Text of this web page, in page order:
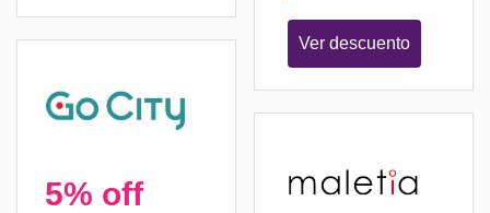
5% off
Ver descuento